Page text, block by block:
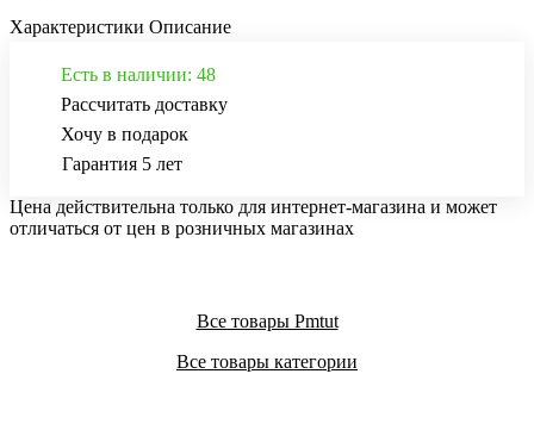
Характеристики Описание
Есть в наличии: 48
Рассчитать доставку
Хочу в подарок
Гарантия 5 лет
Цена действительна только для интернет-магазина и может
отличаться от цен в розничных магазинах
Все товары Pmtut
Все товары категории